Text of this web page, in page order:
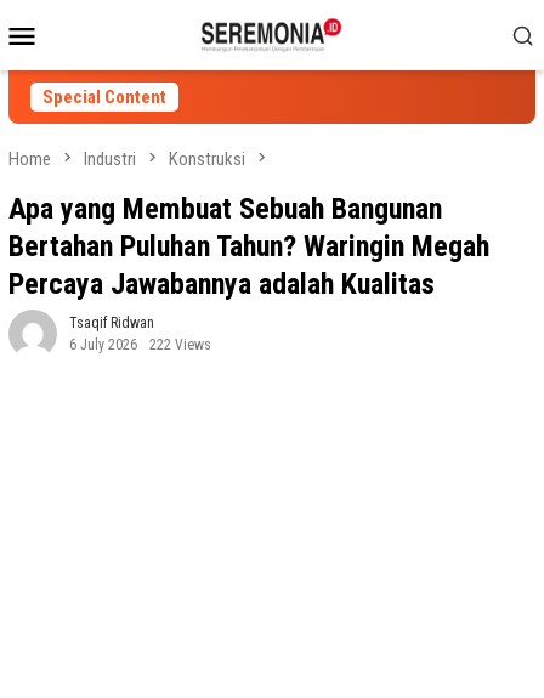
to
contentMenu
Special Content
Home Industri Konstruksi
Apa yang Membuat Sebuah Bangunan
Bertahan Puluhan Tahun? Waringin Megah
Percaya Jawabannya adalah Kualitas
Tsaqif Ridwan
6 July 2026
222 Views